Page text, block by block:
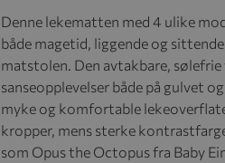
Denne lekematten med 4 ulike
både magetid, liggende og
matstolen. Den avtakbare,
sanseopplevelser både på gulvet
myke og komfortable
kropper, mens sterke
som Opus the Octopus fra Baby